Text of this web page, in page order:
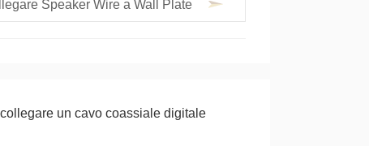
Speaker Wire a Wall Plate
un cavo coassiale digitale